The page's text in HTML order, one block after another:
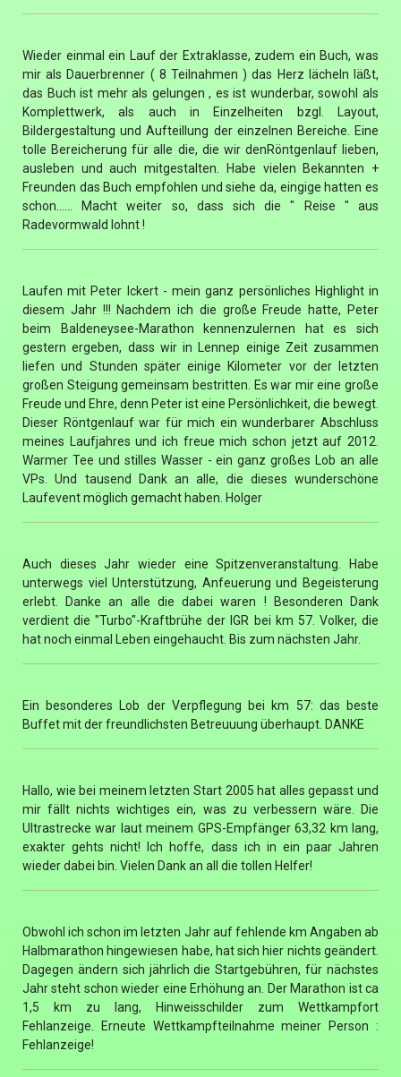
Wieder einmal ein Lauf der Extraklasse, zudem ein Buch, was
mir als Dauerbrenner ( 8 Teilnahmen ) das Herz lächeln läßt,
das Buch ist mehr als gelungen , es ist wunderbar, sowohl als
Komplettwerk, als auch in Einzelheiten bzgl. Layout,
Bildergestaltung und Aufteillung der einzelnen Bereiche. Eine
tolle Bereicherung für alle die, die wir denRöntgenlauf lieben,
ausleben und auch mitgestalten. Habe vielen Bekannten +
Freunden das Buch empfohlen und siehe da, eingige hatten es
schon...... Macht weiter so, dass sich die " Reise " aus
Radevormwald lohnt !
Laufen mit Peter Ickert - mein ganz persönliches Highlight in
diesem Jahr !!! Nachdem ich die große Freude hatte, Peter
beim Baldeneysee-Marathon kennenzulernen hat es sich
gestern ergeben, dass wir in Lennep einige Zeit zusammen
liefen und Stunden später einige Kilometer vor der letzten
großen Steigung gemeinsam bestritten. Es war mir eine große
Freude und Ehre, denn Peter ist eine Persönlichkeit, die bewegt.
Dieser Röntgenlauf war für mich ein wunderbarer Abschluss
meines Laufjahres und ich freue mich schon jetzt auf 2012.
Warmer Tee und stilles Wasser - ein ganz großes Lob an alle
VPs. Und tausend Dank an alle, die dieses wunderschöne
Laufevent möglich gemacht haben. Holger
Auch dieses Jahr wieder eine Spitzenveranstaltung. Habe
unterwegs viel Unterstützung, Anfeuerung und Begeisterung
erlebt. Danke an alle die dabei waren ! Besonderen Dank
verdient die "Turbo"-Kraftbrühe der IGR bei km 57. Volker, die
hat noch einmal Leben eingehaucht. Bis zum nächsten Jahr.
Ein besonderes Lob der Verpflegung bei km 57: das beste
Buffet mit der freundlichsten Betreuuung überhaupt. DANKE
Hallo, wie bei meinem letzten Start 2005 hat alles gepasst und
mir fällt nichts wichtiges ein, was zu verbessern wäre. Die
Ultrastrecke war laut meinem GPS-Empfänger 63,32 km lang,
exakter gehts nicht! Ich hoffe, dass ich in ein paar Jahren
wieder dabei bin. Vielen Dank an all die tollen Helfer!
Obwohl ich schon im letzten Jahr auf fehlende km Angaben ab
Halbmarathon hingewiesen habe, hat sich hier nichts geändert.
Dagegen ändern sich jährlich die Startgebühren, für nächstes
Jahr steht schon wieder eine Erhöhung an. Der Marathon ist ca
1,5 km zu lang, Hinweisschilder zum Wettkampfort
Fehlanzeige. Erneute Wettkampfteilnahme meiner Person :
Fehlanzeige!